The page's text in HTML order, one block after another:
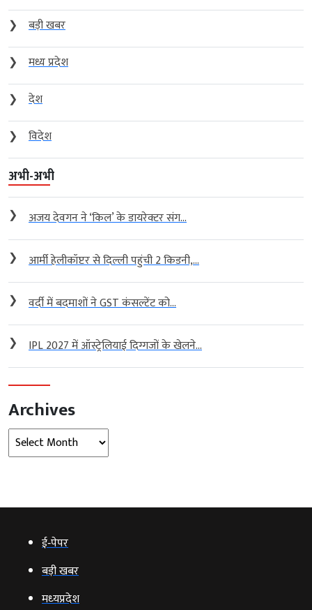
❯
बड़ी खबर
❯
मध्य प्रदेश
❯
देश
❯
विदेश
अभी-अभी
❯ अजय देवगन ने ‘किल’ के डायरेक्टर संग...
❯ आर्मी हेलीकॉप्टर से दिल्ली पहुंची 2 किडनी,...
❯ वर्दी में बदमाशों ने GST कंसल्टेंट को...
❯ IPL 2027 में ऑस्ट्रेलियाई दिग्गजों के खेलने...
Archives
Archives
ई‑पेपर
बड़ी खबर
मध्‍यप्रदेश